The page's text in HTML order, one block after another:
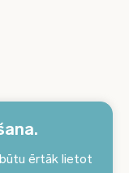
ērtāk lietot